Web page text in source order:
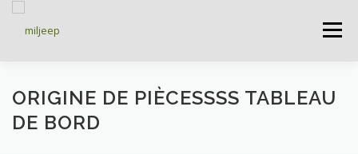
Menu
ACCUEIL ARTICLES PETITES ANNONCES
ORIGINE DE PIÈCESSSS TABLEAU
DE BORD